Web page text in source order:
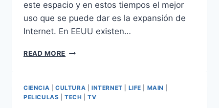
este espacio y en estos tiempos el mejor
uso que se puede dar es la expansión de
Internet. En EEUU existen…
READ MORE WRAN
DE
BANDA
CIENCIA CULTURA INTERNET LIFE MAIN
PELICULAS |TECH |TV